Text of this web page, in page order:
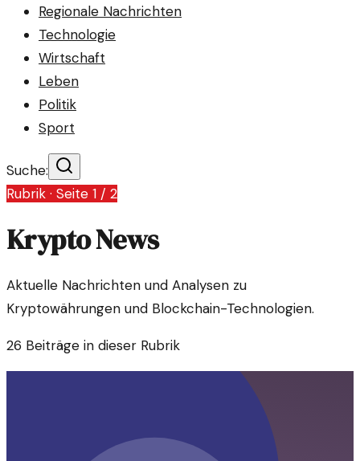
Regionale Nachrichten
Technologie
Wirtschaft
Leben
Politik
Sport
Suche:
Rubrik · Seite 1 / 2
Krypto News
Aktuelle Nachrichten und Analysen zu
Kryptowährungen und Blockchain-Technologien.
26 Beiträge in dieser Rubrik